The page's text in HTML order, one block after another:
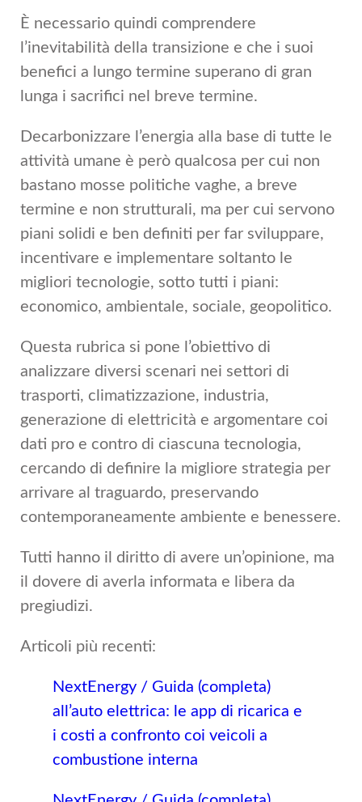
È necessario quindi comprendere
l’inevitabilità della transizione e che i suoi
benefici a lungo termine superano di gran
lunga i sacrifici nel breve termine.
Decarbonizzare l’energia alla base di tutte le
attività umane è però qualcosa per cui non
bastano mosse politiche vaghe, a breve
termine e non strutturali, ma per cui servono
piani solidi e ben definiti per far sviluppare,
incentivare e implementare soltanto le
migliori tecnologie, sotto tutti i piani:
economico, ambientale, sociale, geopolitico.
Questa rubrica si pone l’obiettivo di
analizzare diversi scenari nei settori di
trasporti, climatizzazione, industria,
generazione di elettricità e argomentare coi
dati pro e contro di ciascuna tecnologia,
cercando di definire la migliore strategia per
arrivare al traguardo, preservando
contemporaneamente ambiente e benessere.
Tutti hanno il diritto di avere un’opinione, ma
il dovere di averla informata e libera da
pregiudizi.
Articoli più recenti:
NextEnergy / Guida (completa)
all’auto elettrica: le app di ricarica e
i costi a confronto coi veicoli a
combustione interna